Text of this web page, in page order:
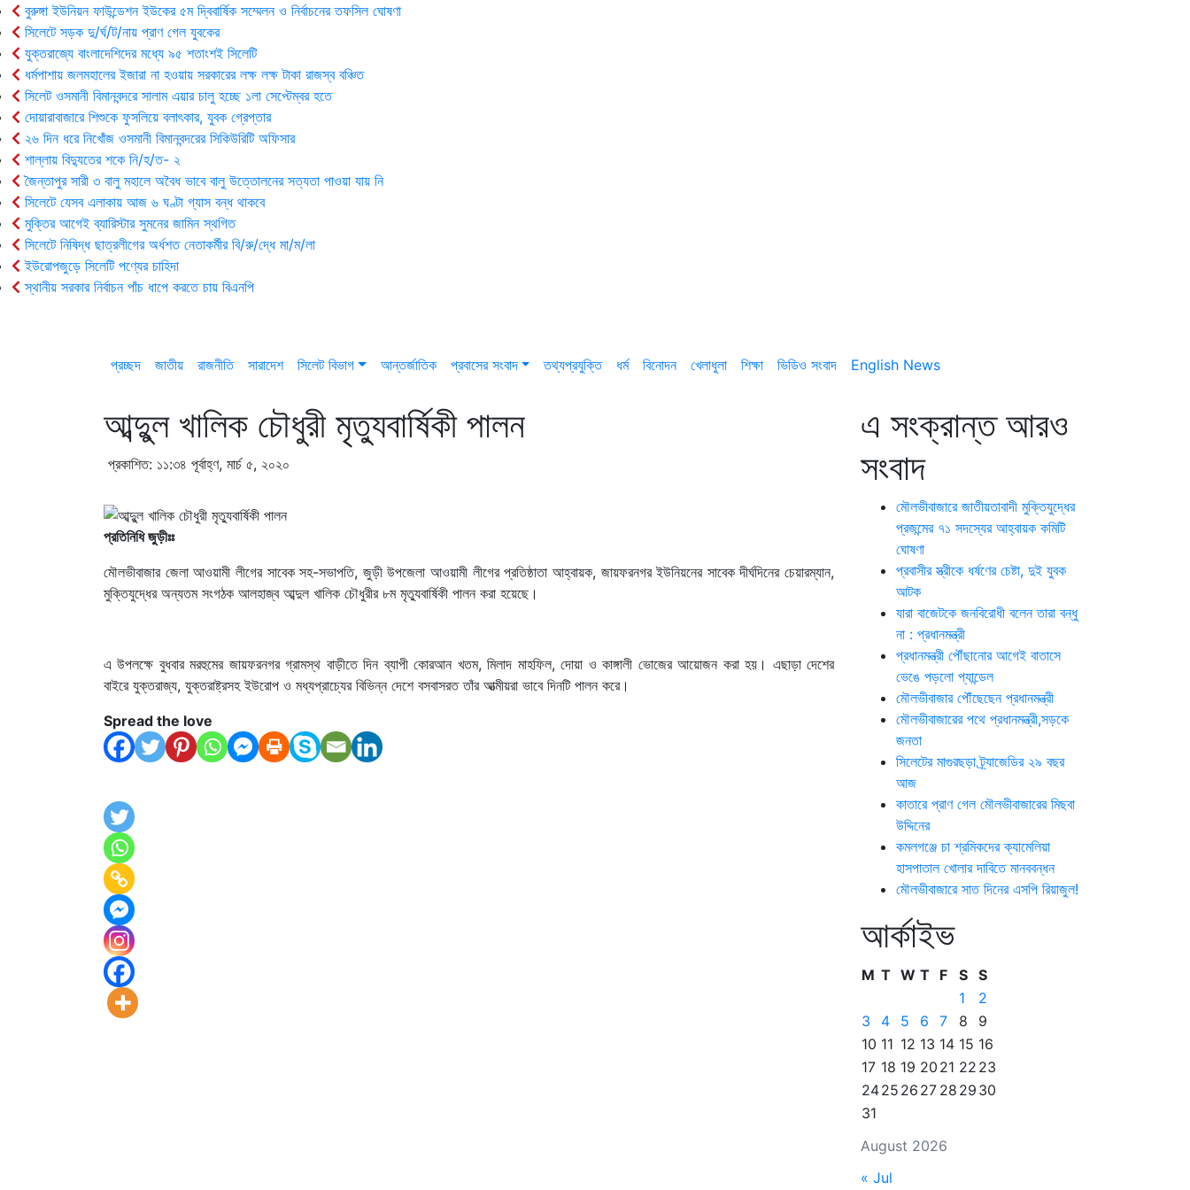
বুরুঙ্গা ইউনিয়ন ফাউন্ডেশন ইউকের ৫ম দ্বিবার্ষিক সম্মেলন ও নির্বাচনের তফসিল ঘোষণা
সিলেটে সড়ক দু/র্ঘ/ট/নায় প্রাণ গেল যুবকের
যুক্তরাজ্যে বাংলাদেশিদের মধ্যে ৯৫ শতাংশই সিলেটি
ধর্মপাশায় জলমহালের ইজারা না হওয়ায় সরকারের লক্ষ লক্ষ টাকা রাজস্ব বঞ্চিত
সিলেট ওসমানী বিমানবন্দরে সালাম এয়ার চালু হচ্ছে ১লা সেপ্টেম্বর হতে
দোয়ারাবাজারে শিশুকে ফুসলিয়ে বলাৎকার, যুবক গ্রেপ্তার
২৬ দিন ধরে নিখোঁজ ওসমানী বিমানবন্দরের সিকিউরিটি অফিসার
শাল্লায় বিদ্যুতের শকে নি/হ/ত- ২
জৈন্তাপুর সারী ৩ বালু মহালে অবৈধ ভাবে বালু উত্তোলনের সত্যতা পাওয়া যায় নি
সিলেটে যেসব এলাকায় আজ ৬ ঘণ্টা গ্যাস বন্ধ থাকবে
মুক্তির আগেই ব্যারিস্টার সুমনের জামিন স্থগিত
সিলেটে নিষিদ্ধ ছাত্রলীগের অর্ধশত নেতাকর্মীর বি/রু/দ্ধে মা/ম/লা
ইউরোপজুড়ে সিলেটি পণ্যের চাহিদা
স্থানীয় সরকার নির্বাচন পাঁচ ধাপে করতে চায় বিএনপি
প্রচ্ছদ জাতীয় রাজনীতি সারাদেশ সিলেট বিভাগ আন্তর্জাতিক প্রবাসের সংবাদ তথ্যপ্রযুক্তি ধর্ম বিনোদন খেলাধুলা শিক্ষা ভিডিও সংবাদ English News
আব্দুুল খালিক চৌধুরী মৃত্যুবার্ষিকী পালন
প্রকাশিত: ১১:৩৪ পূর্বাহ্ণ, মার্চ ৫, ২০২০
প্রতিনিধি জুড়ীঃঃ
মৌলভীবাজার জেলা আওয়ামী লীগের সাবেক সহ-সভাপতি, জুড়ী উপজেলা আওয়ামী লীগের প্রতিষ্ঠাতা আহ্বায়ক, জায়ফরনগর ইউনিয়নের সাবেক দীর্ঘদিনের চেয়ারম্যান,
মুক্তিযুদ্ধের অন্যতম সংগঠক আলহাজ্ব আব্দুল খালিক চৌধুরীর ৮ম মৃত্যুবার্ষিকী পালন করা হয়েছে।
এ উপলক্ষে বুধবার মরহুমের জায়ফরনগর গ্রামস্থ বাড়ীতে দিন ব্যাপী কোরআন খতম, মিলাদ মাহফিল, দোয়া ও কাঙ্গালী ভোজের আয়োজন করা হয়। এছাড়া দেশের
বাইরে যুক্তরাজ্য, যুক্তরাষ্ট্রসহ ইউরোপ ও মধ্যপ্রাচ্যের বিভিন্ন দেশে বসবাসরত তাঁর আত্মীয়রা ভাবে দিনটি পালন করে।
Spread the love
এ সংক্রান্ত আরও
সংবাদ
মৌলভীবাজারে জাতীয়তাবাদী মুক্তিযুদ্ধের
প্রজন্মের ৭১ সদস্যের আহ্বায়ক কমিটি
ঘোষণা
প্রবাসীর স্ত্রীকে ধর্ষণের চেষ্টা, দুই যুবক
আটক
যারা বাজেটকে জনবিরোধী বলেন তারা বন্ধু
না : প্রধানমন্ত্রী
প্রধানমন্ত্রী পৌঁছানোর আগেই বাতাসে
ভেঙে পড়লো প্যান্ডেল
মৌলভীবাজার পৌঁছেছেন প্রধানমন্ত্রী
মৌলভীবাজারের পথে প্রধানমন্ত্রী,সড়কে
জনতা
সিলেটের মাগুরছড়া ট্র্যাজেডির ২৯ বছর
আজ
কাতারে প্রাণ গেল মৌলভীবাজারের মিছবা
উদ্দিনের
কমলগঞ্জে চা শ্রমিকদের ক্যামেলিয়া
হাসপাতাল খোলার দাবিতে মানববন্ধন
মৌলভীবাজারে সাত দিনের এসপি রিয়াজুল!
আর্কাইভ
August 2026
M T W T F S S
1
2
3
4 5 6 7 8
9
10 11 12 13 14 15 16
17 18 19 20 21 22 23
2425 26 27 28 29 30
31
« Jul